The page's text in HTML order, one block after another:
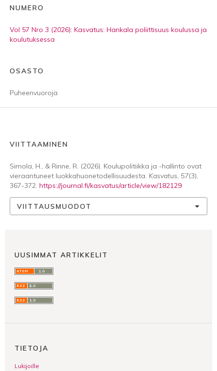
NUMERO
Vol 57 Nro 3 (2026): Kasvatus: Hankala poliittisuus koulussa ja
koulutuksessa
OSASTO
Puheenvuoroja
VIITTAAMINEN
Simola, H., & Rinne, R. (2026). Koulupolitiikka ja -hallinto ovat
vieraantuneet luokkahuonetodellisuudesta. Kasvatus, 57(3),
367-372. https://journal.fi/kasvatus/article/view/182129
VIITTAUSMUODOT
UUSIMMAT ARTIKKELIT
TIETOJA
Lukijoille